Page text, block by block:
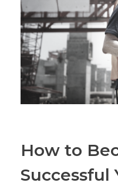
How to
Successful